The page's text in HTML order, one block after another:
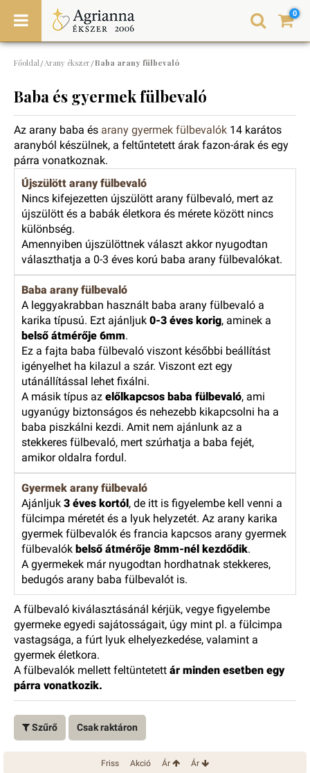
0
Főoldal/Arany ékszer/Baba arany fülbevaló
Baba és gyermek fülbevaló
Az arany baba és arany gyermek fülbevalók 14 karátos
aranyból készülnek, a feltűntetett árak fazon-árak és egy
párra vonatkoznak.
Újszülött arany fülbevaló
Nincs kifejezetten újszülött arany fülbevaló, mert az
újszülött és a babák életkora és mérete között nincs
különbség.
Amennyiben újszülöttnek választ akkor nyugodtan
választhatja a 0-3 éves korú baba arany fülbevalókat.
Baba arany fülbevaló
A leggyakrabban használt baba arany fülbevaló a
karika típusú. Ezt ajánljuk 0-3 éves korig, aminek a
belső átmérője 6mm.
Ez a fajta baba fülbevaló viszont későbbi beállítást
igényelhet ha kilazul a szár. Viszont ezt egy
utánállítással lehet fixálni.
A másik típus az előlkapcsos baba fülbevaló, ami
ugyanúgy biztonságos és nehezebb kikapcsolni ha a
baba piszkálni kezdi. Amit nem ajánlunk az a
stekkeres fülbevaló, mert szúrhatja a baba fejét,
amikor oldalra fordul.
Gyermek arany fülbevaló
Ajánljuk 3 éves kortól, de itt is figyelembe kell venni a
fülcimpa méretét és a lyuk helyzetét. Az arany karika
gyermek fülbevalók és francia kapcsos arany gyermek
fülbevalók belső átmérője 8mm-nél kezdődik.
A gyermekek már nyugodtan hordhatnak stekkeres,
bedugós arany baba fülbevalót is.
A fülbevaló kiválasztásánál kérjük, vegye figyelembe
gyermeke egyedi sajátosságait, úgy mint pl. a fülcimpa
vastagsága, a fúrt lyuk elhelyezkedése, valamint a
gyermek életkora.
A fülbevalók mellett feltüntetett ár minden esetben egy
párra vonatkozik.
Szűrő Csak raktáron
Friss Akció Ár Ár